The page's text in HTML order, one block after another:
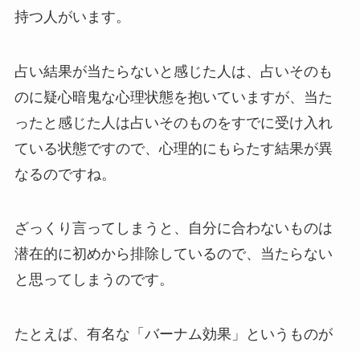
持つ人がいます。
占い結果が当たらないと感じた人は、占いそのも
のに疑心暗鬼な心理状態を抱いていますが、当た
ったと感じた人は占いそのものをすでに受け入れ
ている状態ですので、心理的にもらたす結果が異
なるのですね。
ざっくり言ってしまうと、自分に合わないものは
潜在的に初めから排除しているので、当たらない
と思ってしまうのです。
たとえば、有名な「バーナム効果」というものが